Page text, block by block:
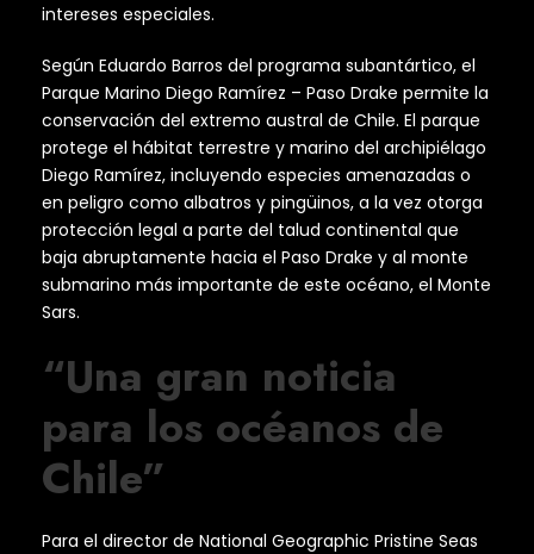
intereses especiales.
Según Eduardo Barros del programa subantártico, el
Parque Marino Diego Ramírez – Paso Drake permite la
conservación del extremo austral de Chile. El parque
protege el hábitat terrestre y marino del archipiélago
Diego Ramírez, incluyendo especies amenazadas o
en peligro como albatros y pingüinos, a la vez otorga
protección legal a parte del talud continental que
baja abruptamente hacia el Paso Drake y al monte
submarino más importante de este océano, el Monte
Sars.
“Una gran noticia
para los océanos de
Chile”
Para el director de National Geographic Pristine Seas